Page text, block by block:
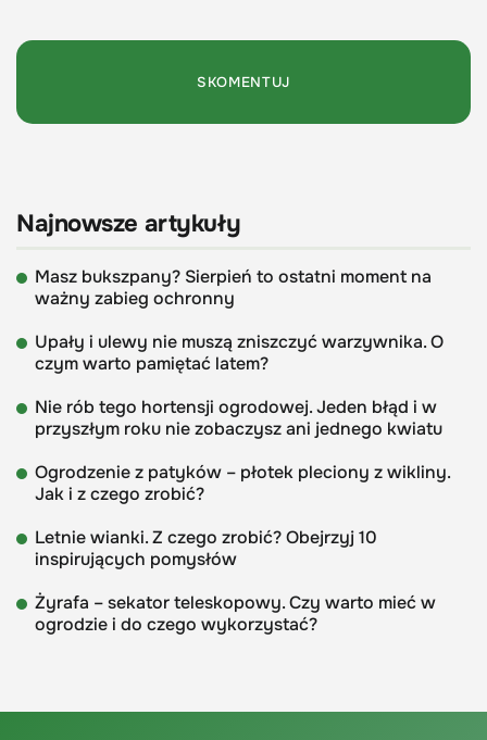
Najnowsze artykuły
Masz bukszpany? Sierpień to ostatni moment na
ważny zabieg ochronny
Upały i ulewy nie muszą zniszczyć warzywnika. O
czym warto pamiętać latem?
Nie rób tego hortensji ogrodowej. Jeden błąd i w
przyszłym roku nie zobaczysz ani jednego kwiatu
Ogrodzenie z patyków – płotek pleciony z wikliny.
Jak i z czego zrobić?
Letnie wianki. Z czego zrobić? Obejrzyj 10
inspirujących pomysłów
Żyrafa – sekator teleskopowy. Czy warto mieć w
ogrodzie i do czego wykorzystać?